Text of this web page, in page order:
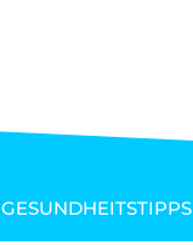
GESUNDHEITSTIPPS